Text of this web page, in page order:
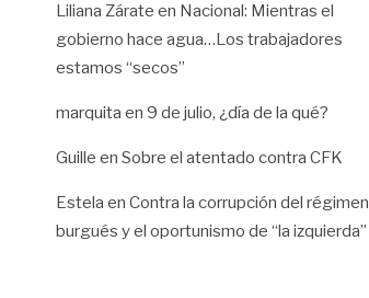
Liliana Zárate en Nacional: Mientras el
gobierno hace agua…Los trabajadores
estamos “secos”
marquita en 9 de julio, ¿día de la qué?
Guille en Sobre el atentado contra CFK
Estela en Contra la corrupción del régimen
burgués y el oportunismo de “la izquierda”